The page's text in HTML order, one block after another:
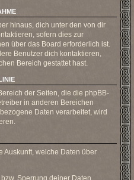
hinaus, dich unter den von dir
sofern dies zur
über das Board erforderlich ist.
Benutzer dich kontaktieren,
Bereich gestattet hast.
der Seiten, die die phpBB-
in anderen Bereichen
Daten verarbeitet, wird
Auskunft, welche Daten über
Sperrung deiner Daten